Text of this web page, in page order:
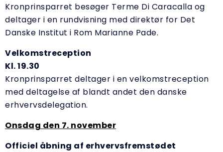
Kronprinsparret besøger Terme Di Caracalla og
deltager i en rundvisning med direktør for Det
Danske Institut i Rom Marianne Pade.
Velkomstreception
Kl. 19.30
Kronprinsparret deltager i en velkomstreception
med deltagelse af blandt andet den danske
erhvervsdelegation.
Onsdag den 7. november
Officiel åbning af erhvervsfremstødet